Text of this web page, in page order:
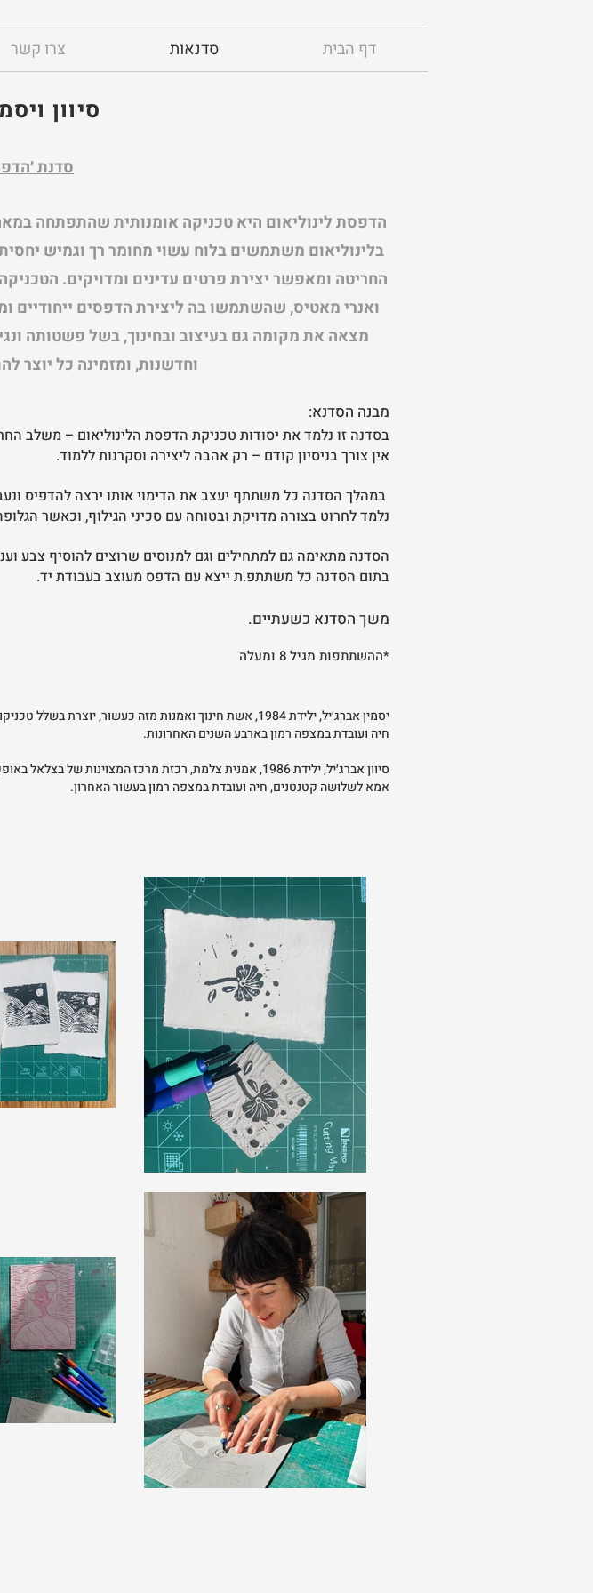
דף הבית סדנאות צרו קשר
סיוון
סדנת
בלינוליאום משתמשים בלוח עשוי מחומר רך וגמיש
החריטה ומאפשר יצירת פרטים עדינים ומדויקים.
ואנרי מאטיס, שהשתמשו בה ליצירת הדפסים ייחודיים
מצאה את מקומה גם בעיצוב ובחינוך, בשל פשטותה
וחדשנות, ומזמינה כל יוצר
מבנה הסדנא:
בסדנה זו נלמד את יסודות טכניקת הדפסת הלינוליאום – משלב
אין צורך בניסיון קודם – רק אהבה ליצירה וסקרנות ללמוד.
במהלך הסדנה כל משתתף יעצב את הדימוי אותו ירצה להדפיס
נלמד לחרוט בצורה מדויקת ובטוחה עם סכיני הגילוף, וכאשר
הסדנה מתאימה גם למתחילים וגם למנוסים שרוצים להוסיף צבע
בתום הסדנה כל משתתפ.ת ייצא עם הדפס מעוצב בעבודת יד.
משך הסדנא כשעתיים.
*ההשתתפות מגיל 8 ומעלה
יסמין אברג׳יל, ילידת 1984, אשת חינוך ואמנות מזה כעשור, יוצרת בשלל טכניקות אמנות כמו: קרמיקה, ציור, הדפס ועוד.
חיה ועובדת במצפה רמון בארבע השנים האחרונות.
סיוון אברג׳יל, ילידת 1986, אמנית צלמת, רכזת מרכז המצוינות של בצלאל באופקים ובוגרת המחלקה לצילום בבצלאל.
אמא לשלושה קטנטנים, חיה ועובדת במצפה רמון בעשור האחרון.